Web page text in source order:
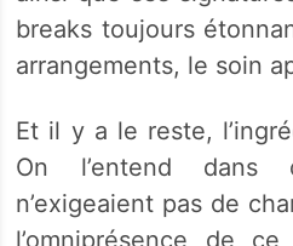
breaks toujours
arrangements, le soin
Et il y a le reste,
On l’entend dans
n’exigeaient pas de